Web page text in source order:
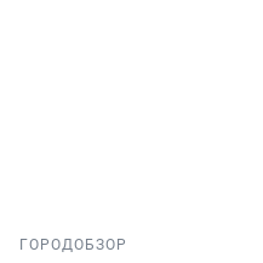
ГОРОДОБЗОР